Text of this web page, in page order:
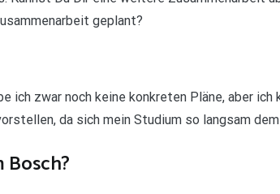
geplant?
ich zwar noch keine konkreten Pläne, aber
da sich mein Studium so langsam
Bosch?